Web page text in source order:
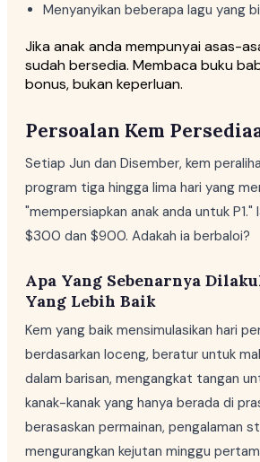
Menyanyikan beberapa lagu yang
Jika anak anda mempunyai asas-
sudah bersedia. Membaca buku
bonus, bukan keperluan.
Persoalan Kem
Setiap Jun dan Disember, kem
program tiga hingga lima hari yang
"mempersiapkan anak anda untuk P1."
$300 dan $900. Adakah ia berbaloi?
Apa Yang Sebenarnya
Yang Lebih Baik
Kem yang baik mensimulasikan hari
berdasarkan loceng, beratur untuk
dalam barisan, mengangkat tangan
kanak-kanak yang hanya berada di
berasaskan permainan, pengalaman
mengurangkan kejutan minggu